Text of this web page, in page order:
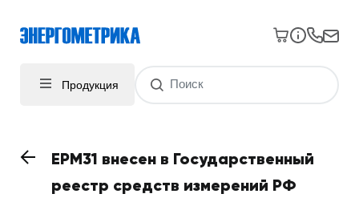
Продукция
EPM31 внесен в Государственный
реестр средств измерений РФ